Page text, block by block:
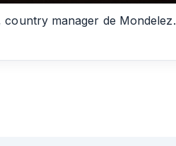
country manager de Mondelez.